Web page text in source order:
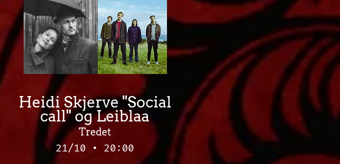
Heidi Skjerve "Social
call" og Leiblaa
Tredet
21/10 • 20:00